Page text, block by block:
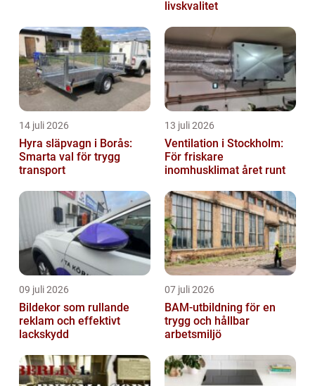
livskvalitet
14 juli 2026
Hyra släpvagn i Borås:
Smarta val för trygg
transport
13 juli 2026
Ventilation i Stockholm:
För friskare
inomhusklimat året runt
09 juli 2026
Bildekor som rullande
reklam och effektivt
lackskydd
07 juli 2026
BAM-utbildning för en
trygg och hållbar
arbetsmiljö